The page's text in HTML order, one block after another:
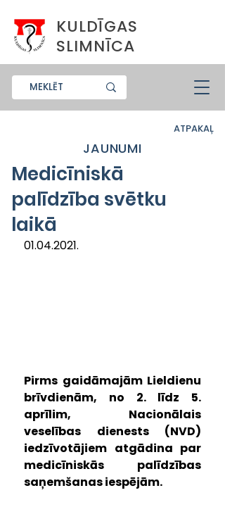
KULDĪGAS
SLIMNĪCA
ATPAKAĻ
JAUNUMI
Medicīniskā
palīdzība svētku
laikā
01.04.2021.
Pirms gaidāmajām Lieldienu
brīvdienām, no 2. līdz 5.
aprīlim, Nacionālais
veselības dienests (NVD)
iedzīvotājiem atgādina par
medicīniskās palīdzības
saņemšanas iespējām.